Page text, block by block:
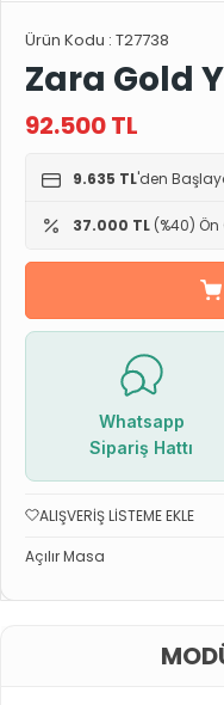
Ürün Kodu : T27738
Zara Gold
92.500TL
9.635 TL'den
37.000 TL (%40)
Whatsapp
Sipariş Hattı
ALIŞVERIŞ LISTEME EKLE
Açılır Masa